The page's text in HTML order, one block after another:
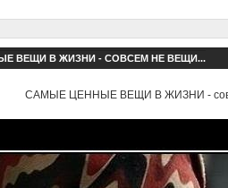
ВЕЩИ В ЖИЗНИ - СОВСЕМ НЕ ВЕЩИ...
САМЫЕ ЦЕННЫЕ ВЕЩИ В ЖИЗНИ -